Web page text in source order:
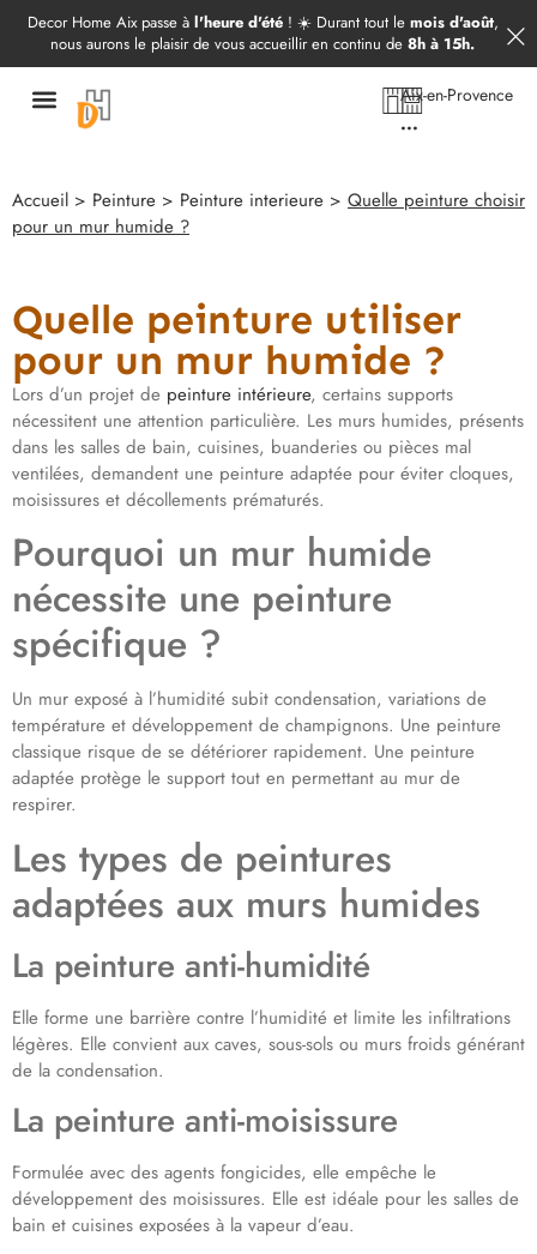
Decor Home Aix passe à l'heure d'été ! ☀️ Durant tout le mois d'août,
nous aurons le plaisir de vous accueillir en continu de 8h à 15h.
Aix-en-Provence
...
Accueil > Peinture > Peinture interieure > Quelle peinture choisir
pour un mur humide ?
Quelle peinture utiliser
pour un mur humide ?
Lors d’un projet de peinture intérieure, certains supports
nécessitent une attention particulière. Les murs humides, présents
dans les salles de bain, cuisines, buanderies ou pièces mal
ventilées, demandent une peinture adaptée pour éviter cloques,
moisissures et décollements prématurés.
Pourquoi un mur humide
nécessite une peinture
spécifique ?
Un mur exposé à l’humidité subit condensation, variations de
température et développement de champignons. Une peinture
classique risque de se détériorer rapidement. Une peinture
adaptée protège le support tout en permettant au mur de
respirer.
Les types de peintures
adaptées aux murs humides
La peinture anti-humidité
Elle forme une barrière contre l’humidité et limite les infiltrations
légères. Elle convient aux caves, sous-sols ou murs froids générant
de la condensation.
La peinture anti-moisissure
Formulée avec des agents fongicides, elle empêche le
développement des moisissures. Elle est idéale pour les salles de
bain et cuisines exposées à la vapeur d’eau.